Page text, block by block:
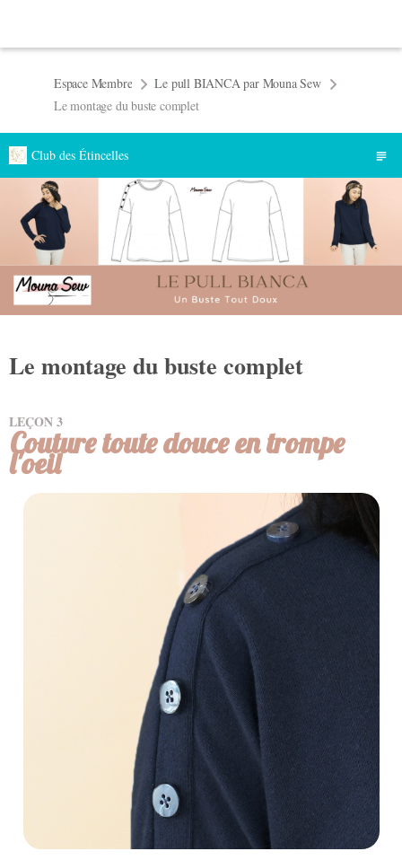
Espace Membre
Le pull BIANCA par Mouna Sew
Le montage du buste complet
Club des Étincelles
Le montage du buste complet
LEÇON3
Couture toute douce en trompe
l'oeil